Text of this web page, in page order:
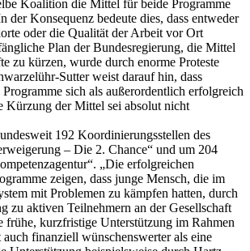
Koalition die Mittel für beide Programme
der Konsequenz bedeute dies, dass entweder
oder die Qualität der Arbeit vor Ort
Plan der Bundesregierung, die Mittel
zu kürzen, wurde durch enorme Proteste
Sutter weist darauf hin, dass
Programme sich als außerordentlich erfolgreich
Kürzung der Mittel sei absolut nicht
192 Koordinierungsstellen des
– Die 2. Chance“ und um 204
„Die erfolgreichen
zeigen, dass junge Mensch, die im
mit Problemen zu kämpfen hatten, durch
zu aktiven Teilnehmern an der Gesellschaft
frühe, kurzfristige Unterstützung im Rahmen
auch finanziell wünschenswerter als eine